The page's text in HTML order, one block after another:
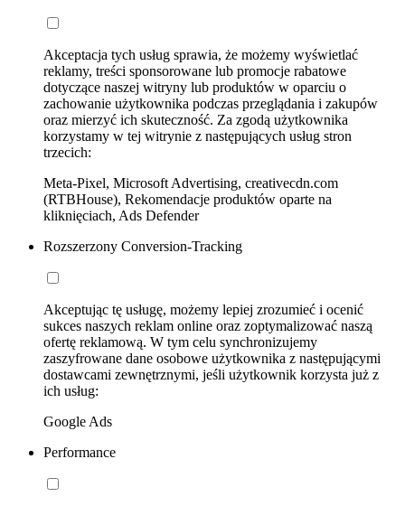
Akceptacja tych usług sprawia, że możemy wyświetlać
reklamy, treści sponsorowane lub promocje rabatowe
dotyczące naszej witryny lub produktów w oparciu o
zachowanie użytkownika podczas przeglądania i zakupów
oraz mierzyć ich skuteczność. Za zgodą użytkownika
korzystamy w tej witrynie z następujących usług stron
trzecich:
Meta-Pixel, Microsoft Advertising, creativecdn.com
(RTBHouse), Rekomendacje produktów oparte na
kliknięciach, Ads Defender
Rozszerzony Conversion-Tracking
Akceptując tę usługę, możemy lepiej zrozumieć i ocenić
sukces naszych reklam online oraz zoptymalizować naszą
ofertę reklamową. W tym celu synchronizujemy
zaszyfrowane dane osobowe użytkownika z następującymi
dostawcami zewnętrznymi, jeśli użytkownik korzysta już z
ich usług:
Google Ads
Performance